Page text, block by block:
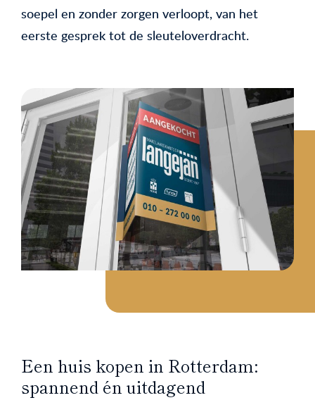
soepel en zonder zorgen verloopt, van het
eerste gesprek tot de sleuteloverdracht.
Een huis kopen in Rotterdam:
spannend én uitdagend